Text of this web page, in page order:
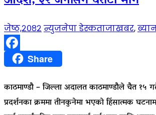
जेष्ठ,२०८२ न्युजनेपा डेस्कताजाखबर,
FacebookShare
काठमाण्डौ – जिल्ला अदालत काठमाण्डौले चैत १५
प्रदर्शनका क्रममा तीनकुनेमा भएको हिंसात्मक